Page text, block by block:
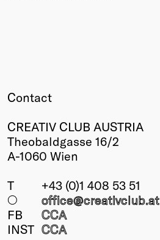
Contact
CREATIV CLUB AUSTRIA
Theobaldgasse 16/2
A-1060 Wien
T
+43 (0)1 408 53 51
○
office@creativclub.at
FB
CCA
INST CCA